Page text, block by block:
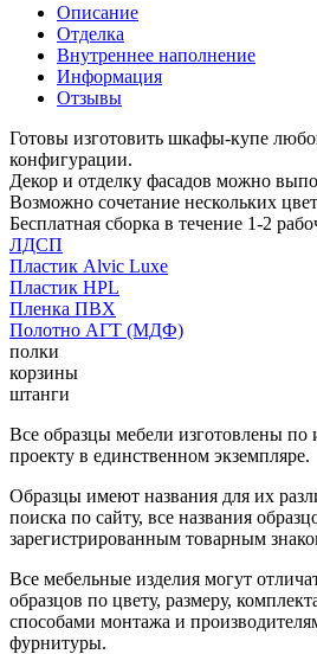
Описание
Отделка
Внутреннее наполнение
Информация
Отзывы
Готовы изготовить шкафы-купе
конфигурации.
Декор и отделку фасадов можно
Возможно сочетание нескольких
Бесплатная сборка в течение 1-2
ЛДСП
Пластик Alvic Luxe
Пластик HPL
Пленка ПВХ
Полотно АГТ (МДФ)
полки
корзины
штанги
Все образцы мебели изготовлены по
проекту в единственном экземпляре.
Образцы имеют названия для их
поиска по сайту, все названия
зарегистрированным товарным
Все мебельные изделия могут
образцов по цвету, размеру,
способами монтажа и
фурнитуры.